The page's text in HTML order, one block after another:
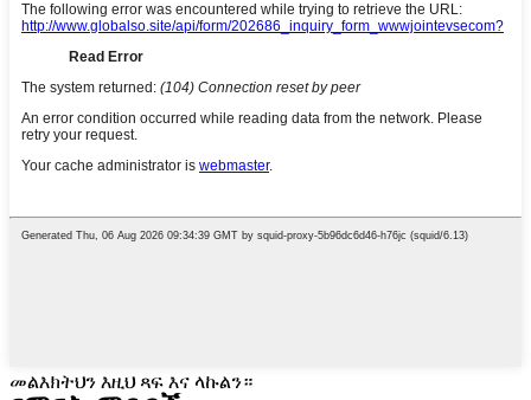
መልእክትህን እዚህ ጻፍ እና ላኩልን።